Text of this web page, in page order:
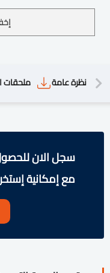
نظرة عامة ملحقات
سجل الان
مع إمكانية